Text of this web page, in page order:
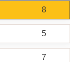
8
5
7